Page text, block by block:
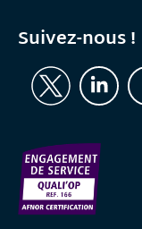
Suivez-nous !